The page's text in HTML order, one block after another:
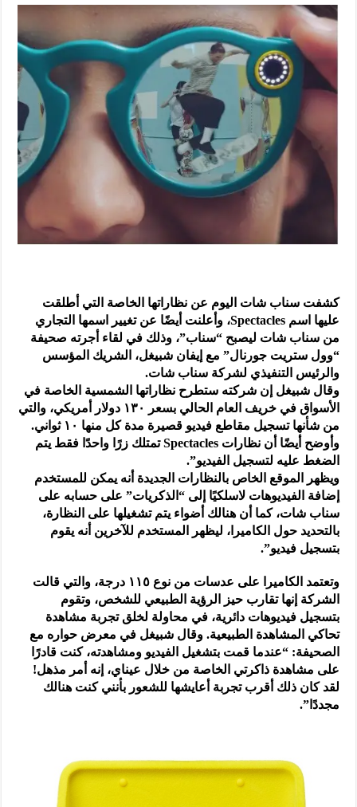
كشفت سناب شات اليوم عن نظاراتها الخاصة التي أطلقت
عليها اسم Spectacles، وأعلنت أيضًا عن تغيير اسمها التجاري
من سناب شات ليصبح “سناب”، وذلك في لقاء أجرته صحيفة
“وول ستريت جورنال” مع إيفان شبيغل، الشريك المؤسس
والرئيس التنفيذي لشركة سناب شات.
وقال شبيغل إن شركته ستطرح نظاراتها الشمسية الخاصة في
الأسواق في خريف العام الحالي بسعر ١٣٠ دولار أمريكي، والتي
من شأنها تسجيل مقاطع فيديو قصيرة مدة كل منها ١٠ ثواني.
وأوضح أيضًا أن نظارات Spectacles تمتلك زرًا واحدًا فقط يتم
الضغط عليه لتسجيل الفيديو”.
ويظهر الموقع الخاص بالنظارات الجديدة أنه يمكن للمستخدم
إضافة الفيديوهات لاسلكيًا إلى “الذكريات” على حسابه على
سناب شات، كما أن هنالك أضواء يتم تشغيلها على النظارة،
بالتحديد حول الكاميرا، ليظهر المستخدم للآخرين أنه يقوم
بتسجيل فيديو”.
وتعتمد الكاميرا على عدسات من نوع ١١٥ درجة، والتي قالت
الشركة إنها تقارب حيز الرؤية الطبيعي للشخص، وتقوم
بتسجيل فيديوهات دائرية، في محاولة لخلق تجربة مشاهدة
تحاكي المشاهدة الطبيعية. وقال شبيغل في معرض حواره مع
الصحيفة: “عندما قمت بتشغيل الفيديو ومشاهدته، كنت قادرًا
على مشاهدة ذاكرتي الخاصة من خلال عيناي، إنه أمر مذهل!
لقد كان ذلك أقرب تجربة أعايشها للشعور بأنني كنت هنالك
مجددًا”.